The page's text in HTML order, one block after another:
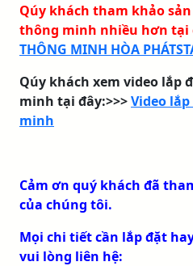
Qúy khách tham khảo
thông minh nhiều hơn tại
THÔNG MINH HÒA
Qúy khách xem video lắp
minh tại đây:>>>Video
minh
Cảm ơn quý khách đã
của chúng tôi.
Mọi chi tiết cần lắp đặt
vui lòng liên hệ: